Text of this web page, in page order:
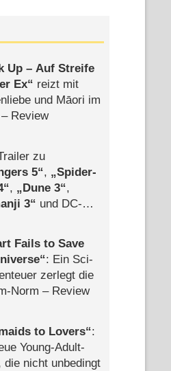
Up – Auf Streife
Ex
reizt mit
und Māori im
Review
zu
5 ,
Spider-
, Dune 3 ,
3
und DC-
Fails to Save
: Ein Sci-
zerlegt die
Norm – Review
to Lovers :
Young-Adult-
die nicht unbedingt